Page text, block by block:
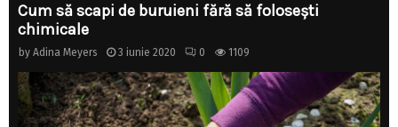
Cum să scapi de buruieni fără să folosești
chimicale
by Adina Meyers 3 iunie 2020 0 1109